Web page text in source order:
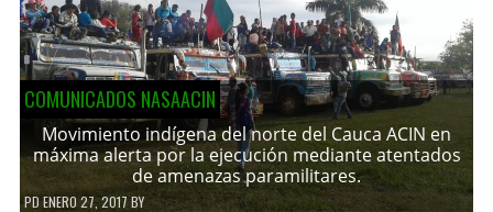
COMUNICADOS NASAACIN
Movimiento indígena del norte del Cauca ACIN en
máxima alerta por la ejecución mediante atentados
de amenazas paramilitares.
PDENERO 27, 2017 BY